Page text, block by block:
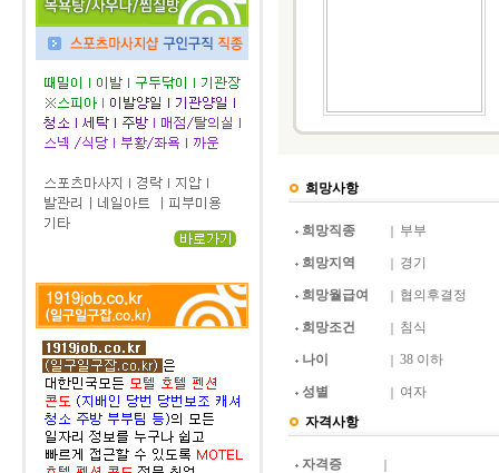
희망사항
희망직종 부부
희망지역 경기
희망월급여 협의후결정
희망조건 침식
나이 38 이하
성별
여자
자격사항
자격증